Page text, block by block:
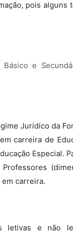
pois
e
Jurídico da
carreira de
Especial.
carreira.
letivas e não